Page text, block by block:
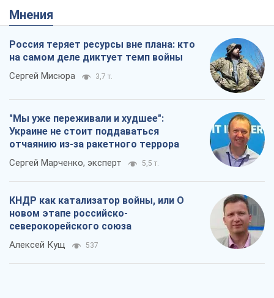
Мнения
Россия теряет ресурсы вне плана: кто
на самом деле диктует темп войны
Сергей Мисюра 3,7 т.
"Мы уже переживали и худшее":
Украине не стоит поддаваться
отчаянию из-за ракетного террора
Сергей Марченко, эксперт 5,5 т.
КНДР как катализатор войны, или О
новом этапе российско-
северокорейского союза
Алексей Кущ 537